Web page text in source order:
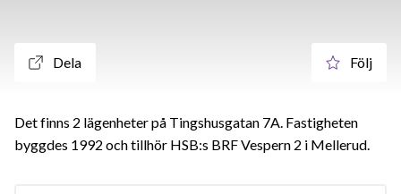
Dela Följ
Det finns 2 lägenheter på Tingshusgatan 7A. Fastigheten
byggdes 1992 och tillhör HSB:s BRF Vespern 2 i Mellerud.